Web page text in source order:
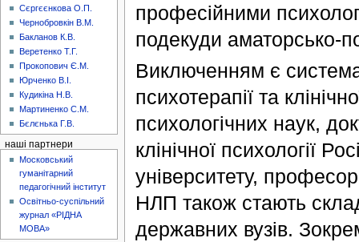
професійними
подекуди аматорсько-
Виключенням є
психотерапії та
психологічних наук,
клінічної психології
університету,
НЛП також стають
державних вузів.
Сєргєєнкова О.П.
Чернобровкін В.М.
Бакланов К.В.
Веретенко Т.Г.
Прокопович Є.М.
Юрченко В.І.
Кудикіна Н.В.
Мартиненко С.М.
Бєлєнька Г.В.
наші партнери
Московський
гуманітарний
педагогічний інститут
Освітньо-суспільний
журнал «РІДНА
МОВА»